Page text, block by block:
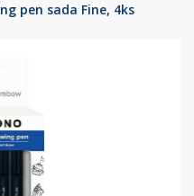
pen sada Fine, 4ks